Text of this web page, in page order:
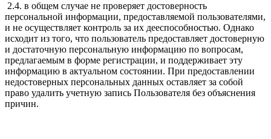
2.4. в общем случае не проверяет достоверность
персональной информации, предоставляемой пользователями,
и не осуществляет контроль за их дееспособностью. Однако
исходит из того, что пользователь предоставляет достоверную
и достаточную персональную информацию по вопросам,
предлагаемым в форме регистрации, и поддерживает эту
информацию в актуальном состоянии. При предоставлении
недостоверных персональных данных оставляет за собой
право удалить учетную запись Пользователя без объяснения
причин.